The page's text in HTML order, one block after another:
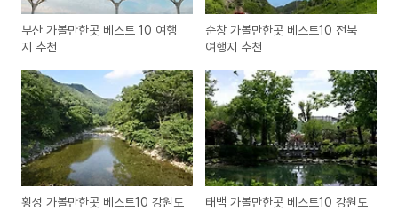
부산 가볼만한곳 베스트 10 여행
지 추천
순창 가볼만한곳 베스트10 전북
여행지 추천
횡성 가볼만한곳 베스트10 강원도
태백 가볼만한곳 베스트10 강원도